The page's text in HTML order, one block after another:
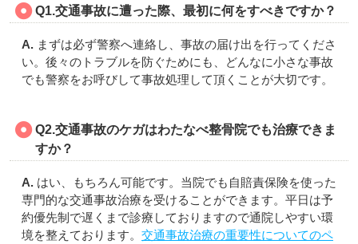
Q1.交通事故に遭った際、最初に何をすべきですか？
A. まずは必ず警察へ連絡し、事故の届け出を行ってくださ
い。後々のトラブルを防ぐためにも、どんなに小さな事故
でも警察をお呼びして事故処理して頂くことが大切です。
Q2.交通事故のケガはわたなべ整骨院でも治療できま
すか？
A. はい、もちろん可能です。当院でも自賠責保険を使った
専門的な交通事故治療を受けることができます。平日は予
約優先制で遅くまで診療しておりますので通院しやすい環
境を整えております。 交通事故治療の重要性についてのペ